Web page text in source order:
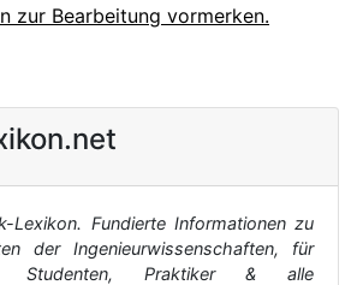
zur Bearbeitung vormerken.
Lexikon. Fundierte Informationen zu
der Ingenieurwissenschaften, für
Studenten, Praktiker & alle